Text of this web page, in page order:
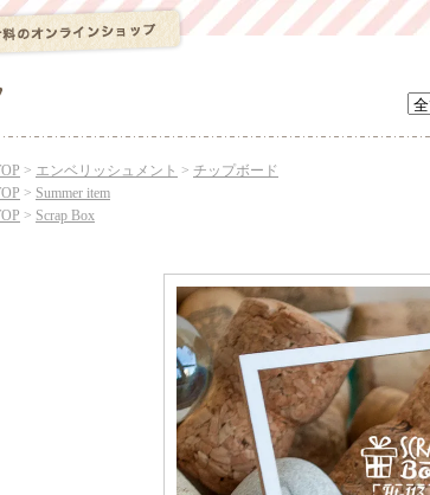
> エンベリッシュメント > チップボード
> Summer item
> Scrap Box